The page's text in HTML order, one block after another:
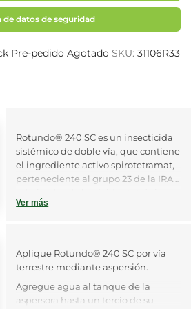
de datos de seguridad
Pre-pedido Agotado SKU: 31106R33
Rotundo® 240 SC es un insecticida
sistémico de doble vía, que contiene
el ingrediente activo spirotetramat,
perteneciente al grupo 23 de la IRAC
tetrámico, que actúa sobre el
biosíntesis de lípidos en la acetil-
CoA carboxilasa.
Ver más
Aplique Rotundo® 240 SC por vía
terrestre mediante aspersión.
Agregue agua al tanque de la
aspersora hasta un tercio de su